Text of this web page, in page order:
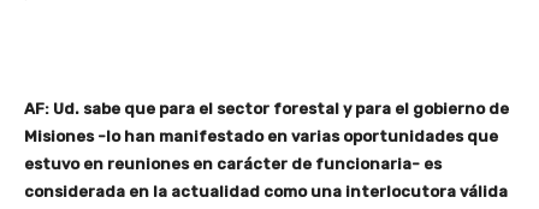
AF: Ud. sabe que para el sector forestal y para el gobierno de
Misiones -lo han manifestado en varias oportunidades que
estuvo en reuniones en carácter de funcionaria- es
considerada en la actualidad como una interlocutora válida